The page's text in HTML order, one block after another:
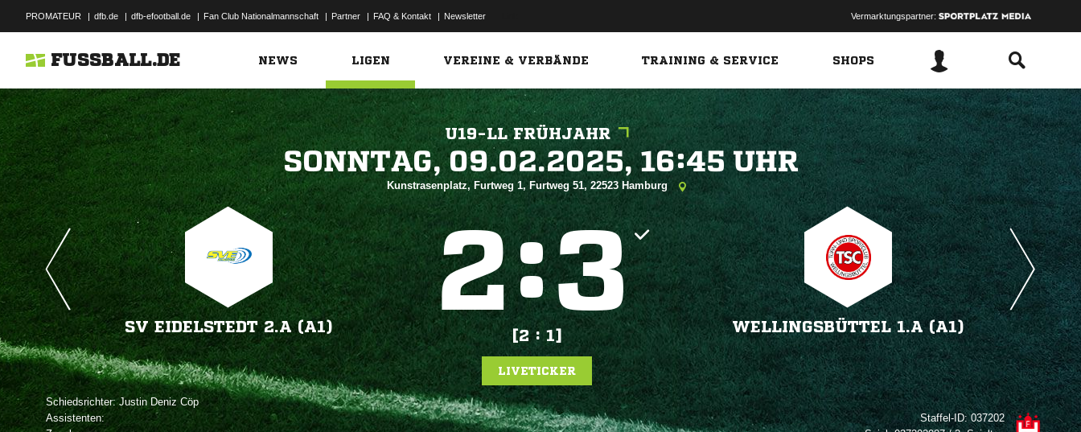
PROMATEUR | dfb.de | dfb-efootball.de | Fan Club Nationalmannschaft | Partner | FAQ & Kontakt | Newsletter Vermarktungspartner:
FUSSBALL.DE NEWS LIGEN VEREINE & VERBÄNDE TRAINING & SERVICE SHOPS
U19-LL FRÜHJAHR
   
Kunstrasenplatz, Furtweg 1, Furtweg 51, 22523 Hamburg
SV EIDELSTEDT 2.A (A1)
:
[2 : 1]
WELLINGSBÜTTEL 1.A (A1)
LIVETICKER
Schiedsrichter:  
Assistenten:
Staffel-ID:037202